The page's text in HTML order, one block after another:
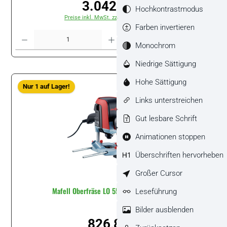
Regulärer Preis:
3.042,00 €
Preise inkl. MwSt. zzgl. Versandkosten
Produkt Anzahl: Gib den gewünschten Wert ein oder benutze die Schaltflächen um
Stück
Nur 1 auf Lager!
Mafell Oberfräse LO 55 im MAX3 #91A901
Regulärer Preis:
826,80 €
Hochkontrastmodus
Farben invertieren
Monochrom
Niedrige Sättigung
Hohe Sättigung
Links unterstreichen
Gut lesbare Schrift
Animationen stoppen
Überschriften hervorheben
Großer Cursor
Leseführung
Bilder ausblenden